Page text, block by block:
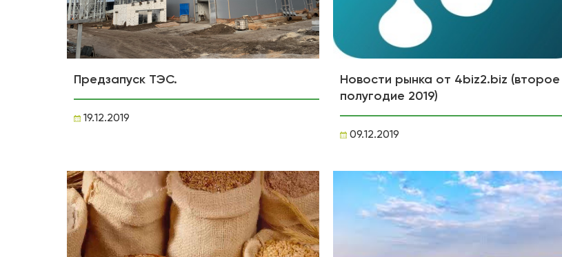
Предзапуск ТЭС.
19.12.2019
Новости рынка от 4biz2.biz (второе
полугодие 2019)
09.12.2019